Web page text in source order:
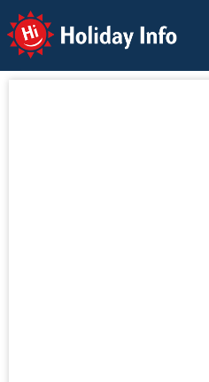
Holiday Info